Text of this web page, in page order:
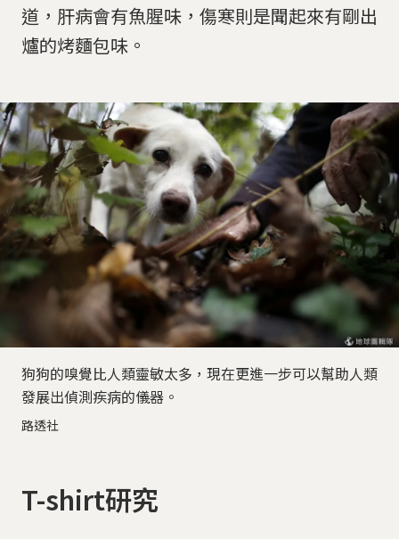
道，肝病會有魚腥味，傷寒則是聞起來有剛出
爐的烤麵包味。
狗狗的嗅覺比人類靈敏太多，現在更進一步可以幫助人類
發展出偵測疾病的儀器。
路透社
T-shirt研究